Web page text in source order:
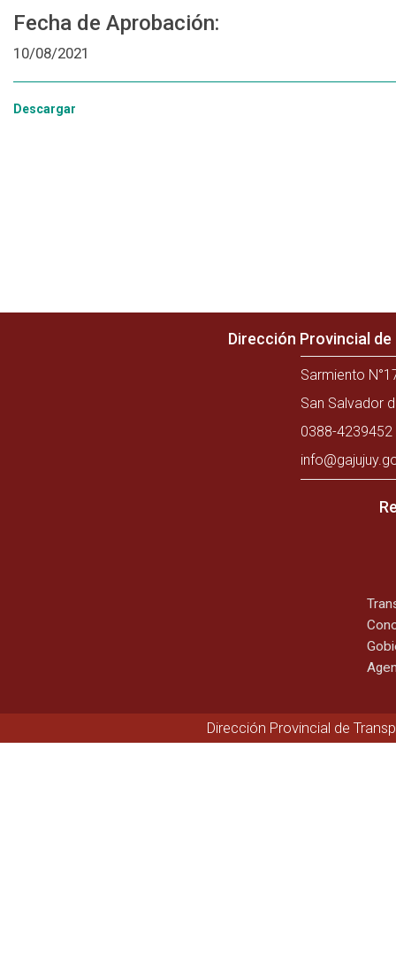
Fecha de Aprobación:
10/08/2021
Descargar
Dirección Provincial
Sarmiento
San Salvador
0388-
Dirección Provincial de